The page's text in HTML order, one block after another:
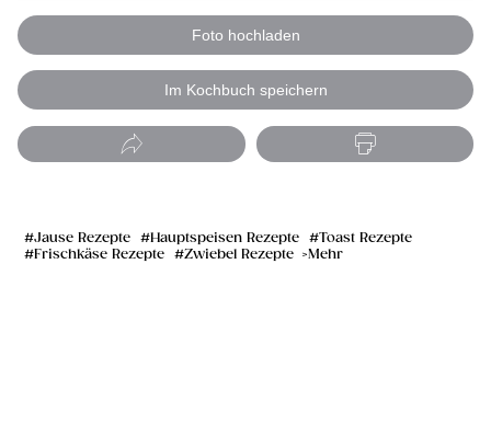
Foto hochladen
Im Kochbuch speichern
Jause Rezepte Hauptspeisen Rezepte
Toast Rezepte
Frischkäse Rezepte
Zwiebel Rezepte Mehr